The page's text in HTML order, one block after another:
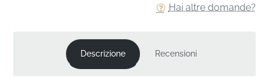
Hai altre domande?
Descrizione Recensioni